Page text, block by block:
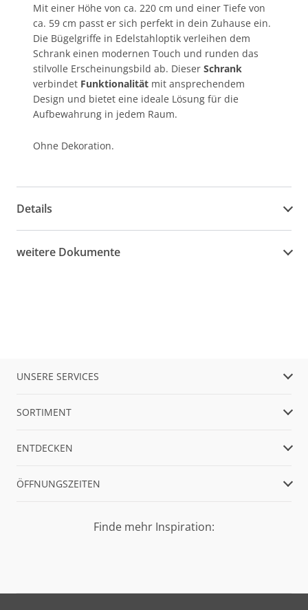
Mit einer Höhe von ca. 220 cm und einer Tiefe von
ca. 59 cm passt er sich perfekt in dein Zuhause ein.
Die Bügelgriffe in Edelstahloptik verleihen dem
Schrank einen modernen Touch und runden das
stilvolle Erscheinungsbild ab. Dieser Schrank
verbindet Funktionalität mit ansprechendem
Design und bietet eine ideale Lösung für die
Aufbewahrung in jedem Raum.
Ohne Dekoration.
Details
weitere Dokumente
UNSERE SERVICES
SORTIMENT
ENTDECKEN
ÖFFNUNGSZEITEN
Finde mehr Inspiration: